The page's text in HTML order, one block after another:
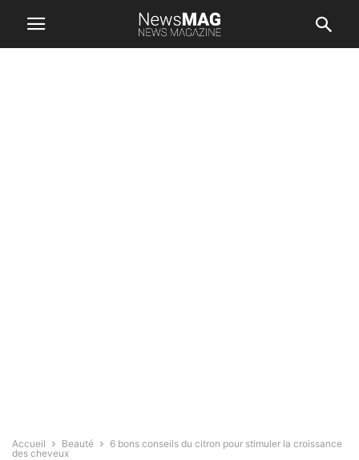
Accueil Beauté
6 bons conseils du citron pour stimuler la croissance
des cheveux